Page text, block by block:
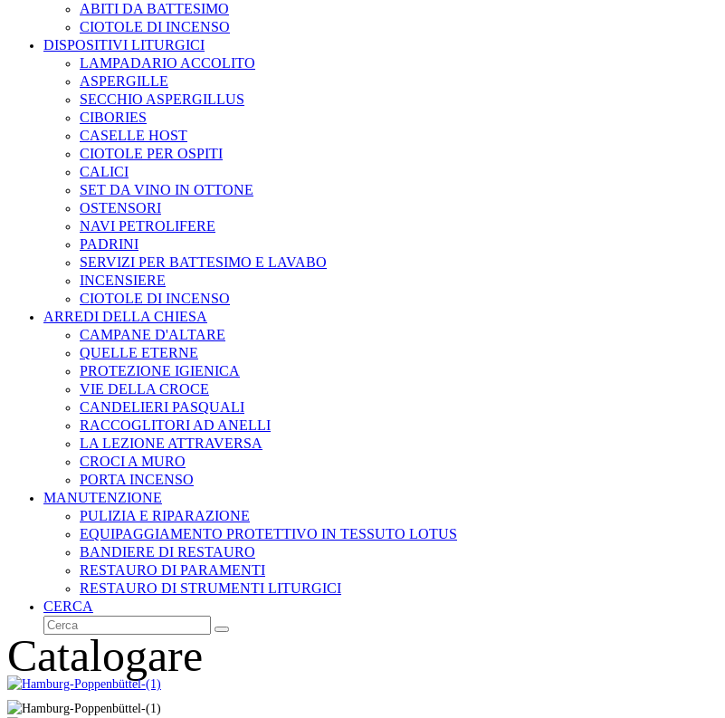
ABITI DA BATTESIMO
CIOTOLE DI INCENSO
DISPOSITIVI LITURGICI
LAMPADARIO ACCOLITO
ASPERGILLE
SECCHIO ASPERGILLUS
CIBORIES
CASELLE HOST
CIOTOLE PER OSPITI
CALICI
SET DA VINO IN OTTONE
OSTENSORI
NAVI PETROLIFERE
PADRINI
SERVIZI PER BATTESIMO E LAVABO
INCENSIERE
CIOTOLE DI INCENSO
ARREDI DELLA CHIESA
CAMPANE D'ALTARE
QUELLE ETERNE
PROTEZIONE IGIENICA
VIE DELLA CROCE
CANDELIERI PASQUALI
RACCOGLITORI AD ANELLI
LA LEZIONE ATTRAVERSA
CROCI A MURO
PORTA INCENSO
MANUTENZIONE
PULIZIA E RIPARAZIONE
EQUIPAGGIAMENTO PROTETTIVO IN TESSUTO LOTUS
BANDIERE DI RESTAURO
RESTAURO DI PARAMENTI
RESTAURO DI STRUMENTI LITURGICI
CERCA
Cerca
Invia
Catalogare